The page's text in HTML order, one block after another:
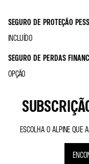
SEGURO DE PROTEÇÃO
INCLUÍDO
SEGURO DE PERDAS
OPÇÃO
ESCOLHA O ALPINE QUE